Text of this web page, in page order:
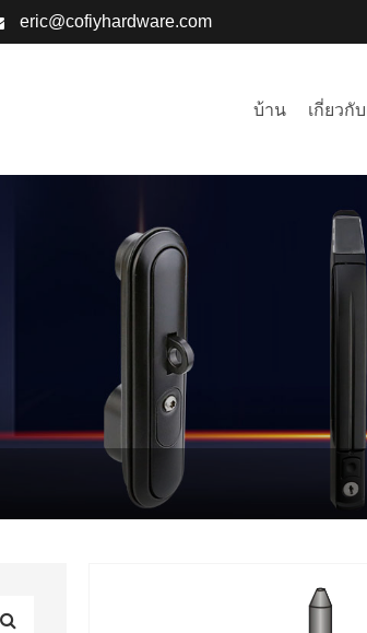
eric@cofiyhardware.com
บ้าน เกี่ยวกับ